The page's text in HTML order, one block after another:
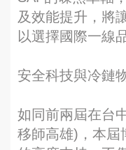
及效能提升，將
以選擇國際一線
安全科技與冷鏈
如同前兩屆在台
移師高雄)，本屆